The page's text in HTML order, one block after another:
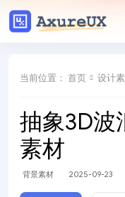
当前位置： 首页 设计
抽象3D波
素材
背景素材 2025-09-23